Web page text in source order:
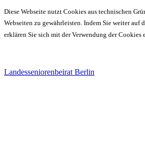
Diese Webseite nutzt Cookies aus technischen
Webseiten zu gewährleisten. Indem Sie weiter auf
erklären Sie sich mit der Verwendung der Cookies
Landesseniorenbeirat Berlin